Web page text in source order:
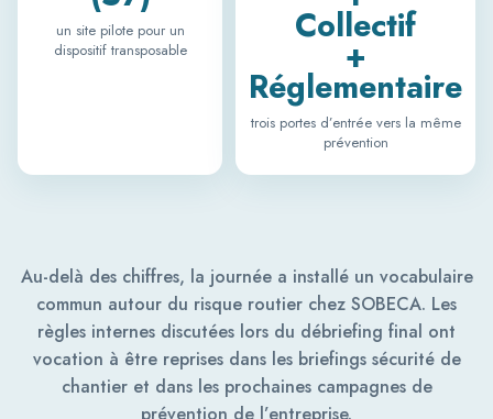
un site pilote pour un
dispositif transposable
Collectif
+
Réglementaire
trois portes d’entrée vers la même
prévention
Au-delà des chiffres, la journée a installé un vocabulaire
commun autour du risque routier chez SOBECA. Les
règles internes discutées lors du débriefing final ont
vocation à être reprises dans les briefings sécurité de
chantier et dans les prochaines campagnes de
prévention de l’entreprise.